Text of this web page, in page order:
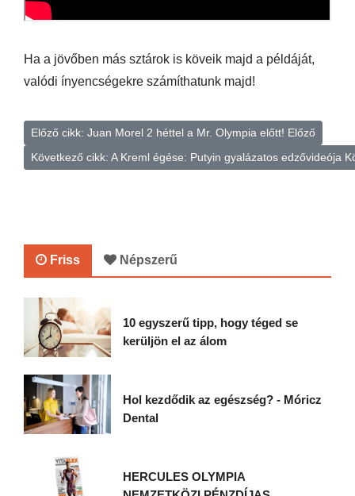
Ha a jövőben más sztárok is köveik majd a példáját,
valódi ínyencségekre számíthatunk majd!
Előző cikk: Juan Morel 2 héttel a Mr. Olympia előtt! Előző
Következő cikk: A Kreml égése: Putyin gyalázatos edzővideója
Friss Népszerű
10 egyszerű tipp, hogy téged se
kerüljön el az álom
Hol kezdődik az egészség? - Móricz
Dental
HERCULES OLYMPIA